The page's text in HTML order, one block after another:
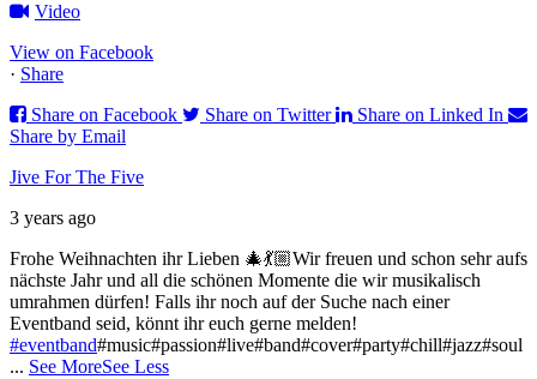
Video
View on Facebook
· Share
Share on Facebook
Share on Twitter
Share on Linked In
Share by Email
Jive For The Five
3 years ago
Frohe Weihnachten ihr Lieben 🎄💃🏼Wir freuen und schon sehr aufs
nächste Jahr und all die schönen Momente die wir musikalisch
umrahmen dürfen! Falls ihr noch auf der Suche nach einer
Eventband seid, könnt ihr euch gerne melden!
#eventband#music#passion#live#band#cover#party#chill#jazz#soul
... See MoreSee Less